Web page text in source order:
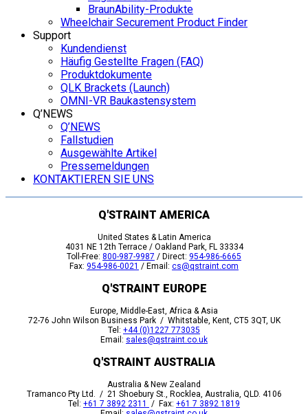
BraunAbility-Produkte
Wheelchair Securement Product Finder
Support
Kundendienst
Häufig Gestellte Fragen (FAQ)
Produktdokumente
QLK Brackets (Launch)
OMNI-VR Baukastensystem
Q’NEWS
Q’NEWS
Fallstudien
Ausgewählte Artikel
Pressemeldungen
KONTAKTIEREN SIE UNS
Q'STRAINT AMERICA
United States & Latin America
4031 NE 12th Terrace / Oakland Park, FL 33334
Toll-Free: 800-987-9987 / Direct: 954-986-6665
Fax: 954-986-0021 / Email: cs@qstraint.com
Q'STRAINT EUROPE
Europe, Middle-East, Africa & Asia
72-76 John Wilson Business Park / Whitstable, Kent, CT5 3QT, UK
Tel: +44 (0)1227 773035
Email: sales@qstraint.co.uk
Q'STRAINT AUSTRALIA
Australia & New Zealand
Tramanco Pty Ltd. / 21 Shoebury St., Rocklea, Australia, QLD. 4106
Tel: +61 7 3892 2311 / Fax: +61 7 3892 1819